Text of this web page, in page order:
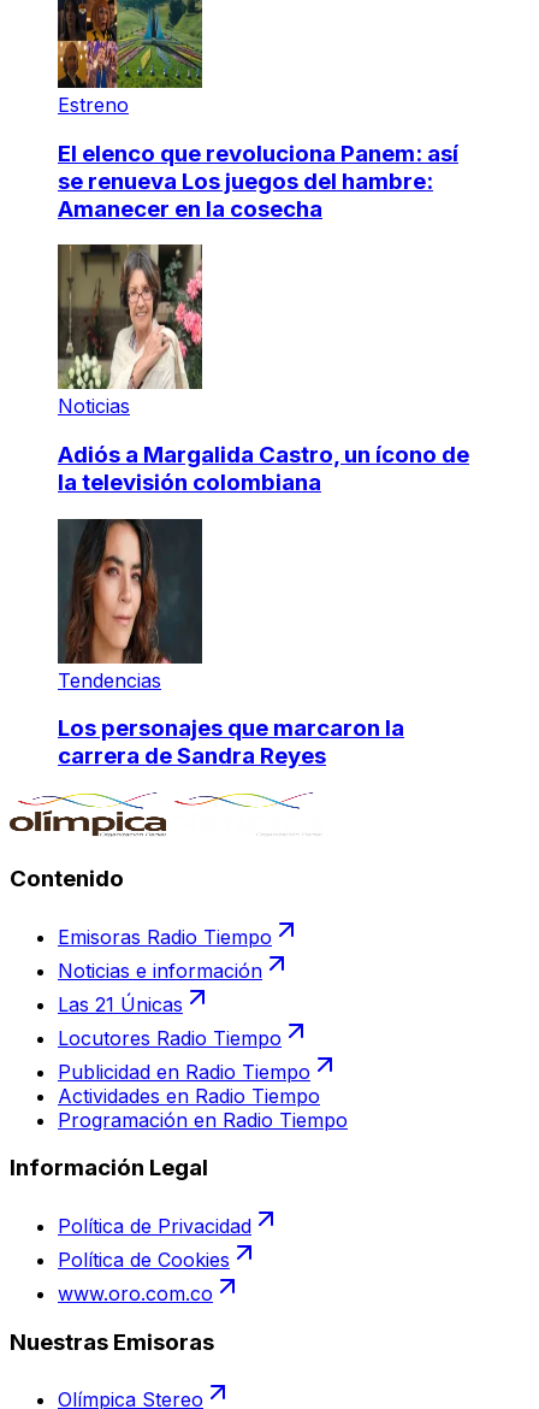
Estreno
El elenco que revoluciona Panem: así
se renueva Los juegos del hambre:
Amanecer en la cosecha
Noticias
Adiós a Margalida Castro, un ícono de
la televisión colombiana
Tendencias
Los personajes que marcaron la
carrera de Sandra Reyes
Contenido
Emisoras Radio Tiempo
Noticias e información
Las 21 Únicas
Locutores Radio Tiempo
Publicidad en Radio Tiempo
Actividades en Radio Tiempo
Programación en Radio Tiempo
Información Legal
Política de Privacidad
Política de Cookies
www.oro.com.co
Nuestras Emisoras
Olímpica Stereo